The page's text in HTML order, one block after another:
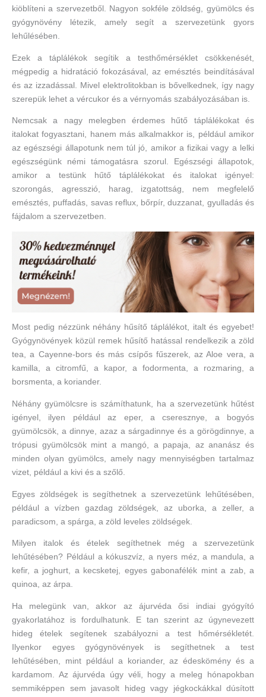
kiöblíteni a szervezetből. Nagyon sokféle zöldség, gyümölcs és
gyógynövény létezik, amely segít a szervezetünk gyors
lehűlésében.
Ezek a táplálékok segítik a testhőmérséklet csökkenését,
mégpedig a hidratáció fokozásával, az emésztés beindításával
és az izzadással. Mivel elektrolitokban is bővelkednek, így nagy
szerepük lehet a vércukor és a vérnyomás szabályozásában is.
Nemcsak a nagy melegben érdemes hűtő táplálékokat és
italokat fogyasztani, hanem más alkalmakkor is, például amikor
az egészségi állapotunk nem túl jó, amikor a fizikai vagy a lelki
egészségünk némi támogatásra szorul. Egészségi állapotok,
amikor a testünk hűtő táplálékokat és italokat igényel:
szorongás, agresszió, harag, izgatottság, nem megfelelő
emésztés, puffadás, savas reflux, bőrpír, duzzanat, gyulladás és
fájdalom a szervezetben.
Most pedig nézzünk néhány hűsítő táplálékot, italt és egyebet!
Gyógynövények közül remek hűsítő hatással rendelkezik a zöld
tea, a Cayenne-bors és más csípős fűszerek, az Aloe vera, a
kamilla, a citromfű, a kapor, a fodormenta, a rozmaring, a
borsmenta, a koriander.
Néhány gyümölcsre is számíthatunk, ha a szervezetünk hűtést
igényel, ilyen például az eper, a cseresznye, a bogyós
gyümölcsök, a dinnye, azaz a sárgadinnye és a görögdinnye, a
trópusi gyümölcsök mint a mangó, a papaja, az ananász és
minden olyan gyümölcs, amely nagy mennyiségben tartalmaz
vizet, például a kivi és a szőlő.
Egyes zöldségek is segíthetnek a szervezetünk lehűtésében,
például a vízben gazdag zöldségek, az uborka, a zeller, a
paradicsom, a spárga, a zöld leveles zöldségek.
Milyen italok és ételek segíthetnek még a szervezetünk
lehűtésében? Például a kókuszvíz, a nyers méz, a mandula, a
kefir, a joghurt, a kecsketej, egyes gabonafélék mint a zab, a
quinoa, az árpa.
Ha melegünk van, akkor az ájurvéda ősi indiai gyógyító
gyakorlatához is fordulhatunk. E tan szerint az úgynevezett
hideg ételek segítenek szabályozni a test hőmérsékletét.
Ilyenkor egyes gyógynövények is segíthetnek a test
lehűtésében, mint például a koriander, az édeskömény és a
kardamom. Az ájurvéda úgy véli, hogy a meleg hónapokban
semmiképpen sem javasolt hideg vagy jégkockákkal dúsított